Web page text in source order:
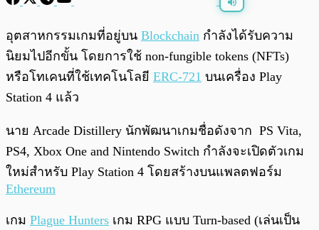
0:00
อุตสาหกรรมเกมที่อยู่บน Blockchain กำลังได้รับความ
นิยมไปอีกขั้น โดยการใช้ non-fungible tokens (NFTs)
หรือโทเคนที่ใช้เทคโนโลยี ERC-721 บนเครื่อง Play
Station 4 แล้ว
นาย Arcade Distillery นักพัฒนาเกมชื่อดังจาก PS Vita,
PS4, Xbox One and Nintendo Switch กำลังจะเปิดตัวเกม
ใหม่สำหรับ Play Station 4 โดยสร้างบนแพลตฟอร์ม
Ethereum
เกม Plague Hunters เกม RPG แบบ Turn-based (เล่นเป็น